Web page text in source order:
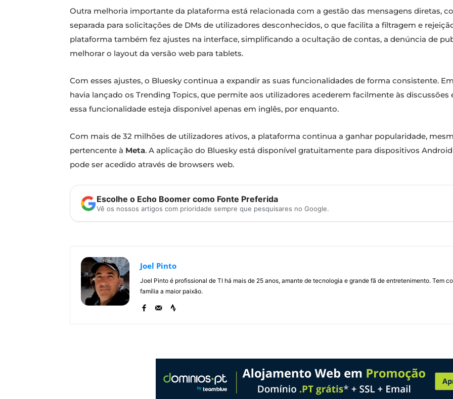
Outra melhoria importante da plataforma está relacionada com a gestão das mensagens diretas,
separada para solicitações de DMs de utilizadores desconhecidos, o que facilita a filtragem e
plataforma também fez ajustes na interface, simplificando a ocultação de contas, a denúncia de
melhorar o layout da versão web para tablets.
Com esses ajustes, o Bluesky continua a expandir as suas funcionalidades de forma consistente.
havia lançado os Trending Topics, que permite aos utilizadores acederem facilmente às
essa funcionalidade esteja disponível apenas em inglês, por enquanto.
Com mais de 32 milhões de utilizadores ativos, a plataforma continua a ganhar popularidade,
pertencente à Meta. A aplicação do Bluesky está disponível gratuitamente para dispositivos Android
pode ser acedido através de browsers web.
Escolhe o Echo Boomer como Fonte Preferida
Vê os nossos artigos com prioridade sempre que pesquisares no Google.
Joel Pinto
Joel Pinto é profissional de TI há mais de 25 anos, amante de tecnologia e grande fã de entretenimento. Tem
família a maior paixão.